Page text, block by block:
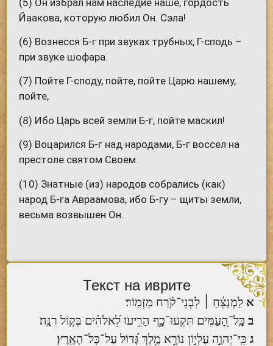
Йаакова, которую любил Он. Сэла!
(6) Вознесся Б-г при звуках трубных, Г-сподь –
при звуке шофара.
(7) Пойте Г-споду, пойте, пойте Царю нашему,
пойте,
(8) Ибо Царь всей земли Б-г, пойте маскил!
(9) Воцарился Б-г над народами, Б-г воссел на
престоле святом Своем.
(10) Знатные (из) народов собрались (как)
народ Б-га Авраамова, ибо Б-гу – щиты земли,
весьма возвышен Он.
Текст на иврите
א לַמְנַצֵּ֬חַ ׀ לִבְנֵי־קֹ֬רַח מִזְמֽוֹר׃
ב כָּֽל־הָ֭עַמִּים תִּקְעוּ־כָ֑ף הָרִ֥יעוּ לֵ֝אלֹהִ֗ים בְּק֣וֹל רִנָּֽה׃
ג כִּֽי־יְהוָ֣ה עֶלְי֣וֹן נוֹרָ֑א מֶ֥לֶךְ גָּ֝דוֹל עַל־כָּל־הָאָֽרֶץ׃